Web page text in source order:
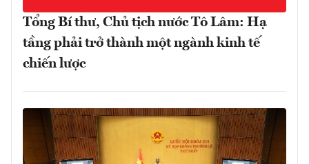
Tổng Bí thư, Chủ tịch nước Tô Lâm: Hạ
tầng phải trở thành một ngành kinh tế
chiến lược